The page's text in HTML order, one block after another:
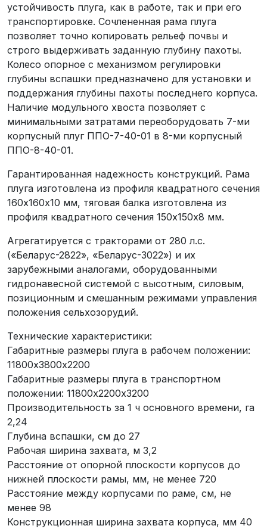
устойчивость плуга, как в работе, так и при его
транспортировке. Сочлененная рама плуга
позволяет точно копировать рельеф почвы и
строго выдерживать заданную глубину пахоты.
Колесо опорное с механизмом регулировки
глубины вспашки предназначено для установки и
поддержания глубины пахоты последнего корпуса.
Наличие модульного хвоста позволяет с
минимальными затратами переоборудовать 7-ми
корпусный плуг ППО-7-40-01 в 8-ми корпусный
ППО-8-40-01.
Гарантированная надежность конструкций. Рама
плуга изготовлена из профиля квадратного сечения
160х160х10 мм, тяговая балка изготовлена из
профиля квадратного сечения 150х150х8 мм.
Агрегатируется с тракторами от 280 л.с.
(«Беларус-2822», «Беларус-3022») и их
зарубежными аналогами, оборудованными
гидронавесной системой с высотным, силовым,
позиционным и смешанным режимами управления
положения сельхозорудий.
Технические характеристики:
Габаритные размеры плуга в рабочем положении:
11800х3800х2200
Габаритные размеры плуга в транспортном
положении: 11800х2200х3200
Производительность за 1 ч основного времени, га
2,24
Глубина вспашки, см до 27
Рабочая ширина захвата, м 3,2
Расстояние от опорной плоскости корпусов до
нижней плоскости рамы, мм, не менее 720
Расстояние между корпусами по раме, см, не
менее 98
Конструкционная ширина захвата корпуса, мм 40